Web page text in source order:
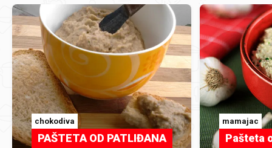
chokodiva
PAŠTETA OD PATLIĐANA
mamajac
Pašteta